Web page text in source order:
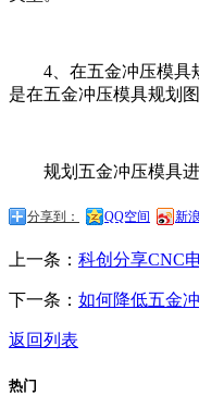
4、在五金冲压模具
是在五金冲压模具规划
规划五金冲压模具
分享到： QQ空间 新
上一条： 科创分享CNC
下一条： 如何降低五金
返回列表
热门